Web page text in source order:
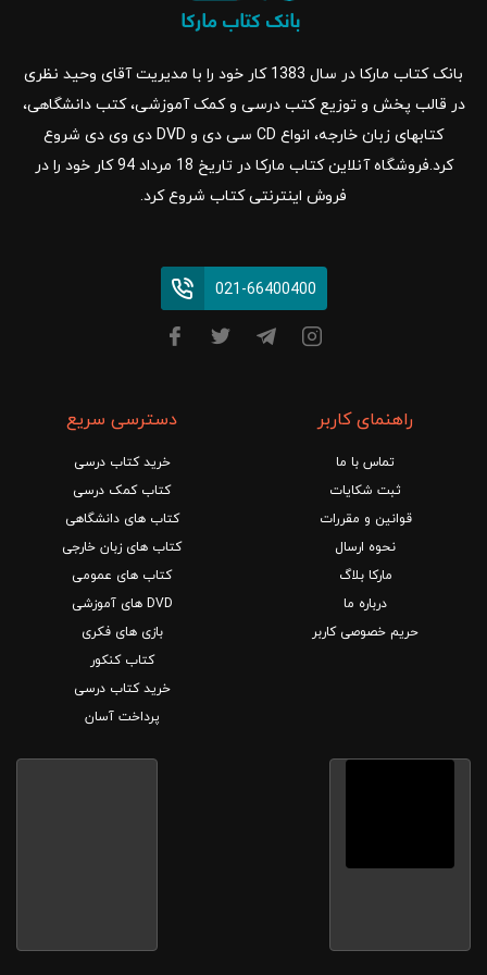
بانک کتاب مارکا در سال 1383 کار خود را با مدیریت آقای وحید نظری
در قالب پخش و توزیع کتب درسی و کمک آموزشی، کتب دانشگاهی،
کتابهای زبان خارجه، انواع CD سی دی و DVD دی وی دی شروع
کرد.فروشگاه آنلاین کتاب مارکا در تاریخ 18 مرداد 94 کار خود را در
فروش اینترنتی کتاب شروع کرد.
021-66400400
راهنمای کاربر
تماس با ما
ثبت شکایات
قوانین و مقررات
نحوه ارسال
مارکا بلاگ
درباره ما
حریم خصوصی کاربر
دسترسی سریع
خرید کتاب درسی
کتاب کمک درسی
کتاب های دانشگاهی
کتاب های زبان خارجی
کتاب های عمومی
DVD های آموزشی
بازی های فکری
کتاب کنکور
خرید کتاب درسی
پرداخت آسان